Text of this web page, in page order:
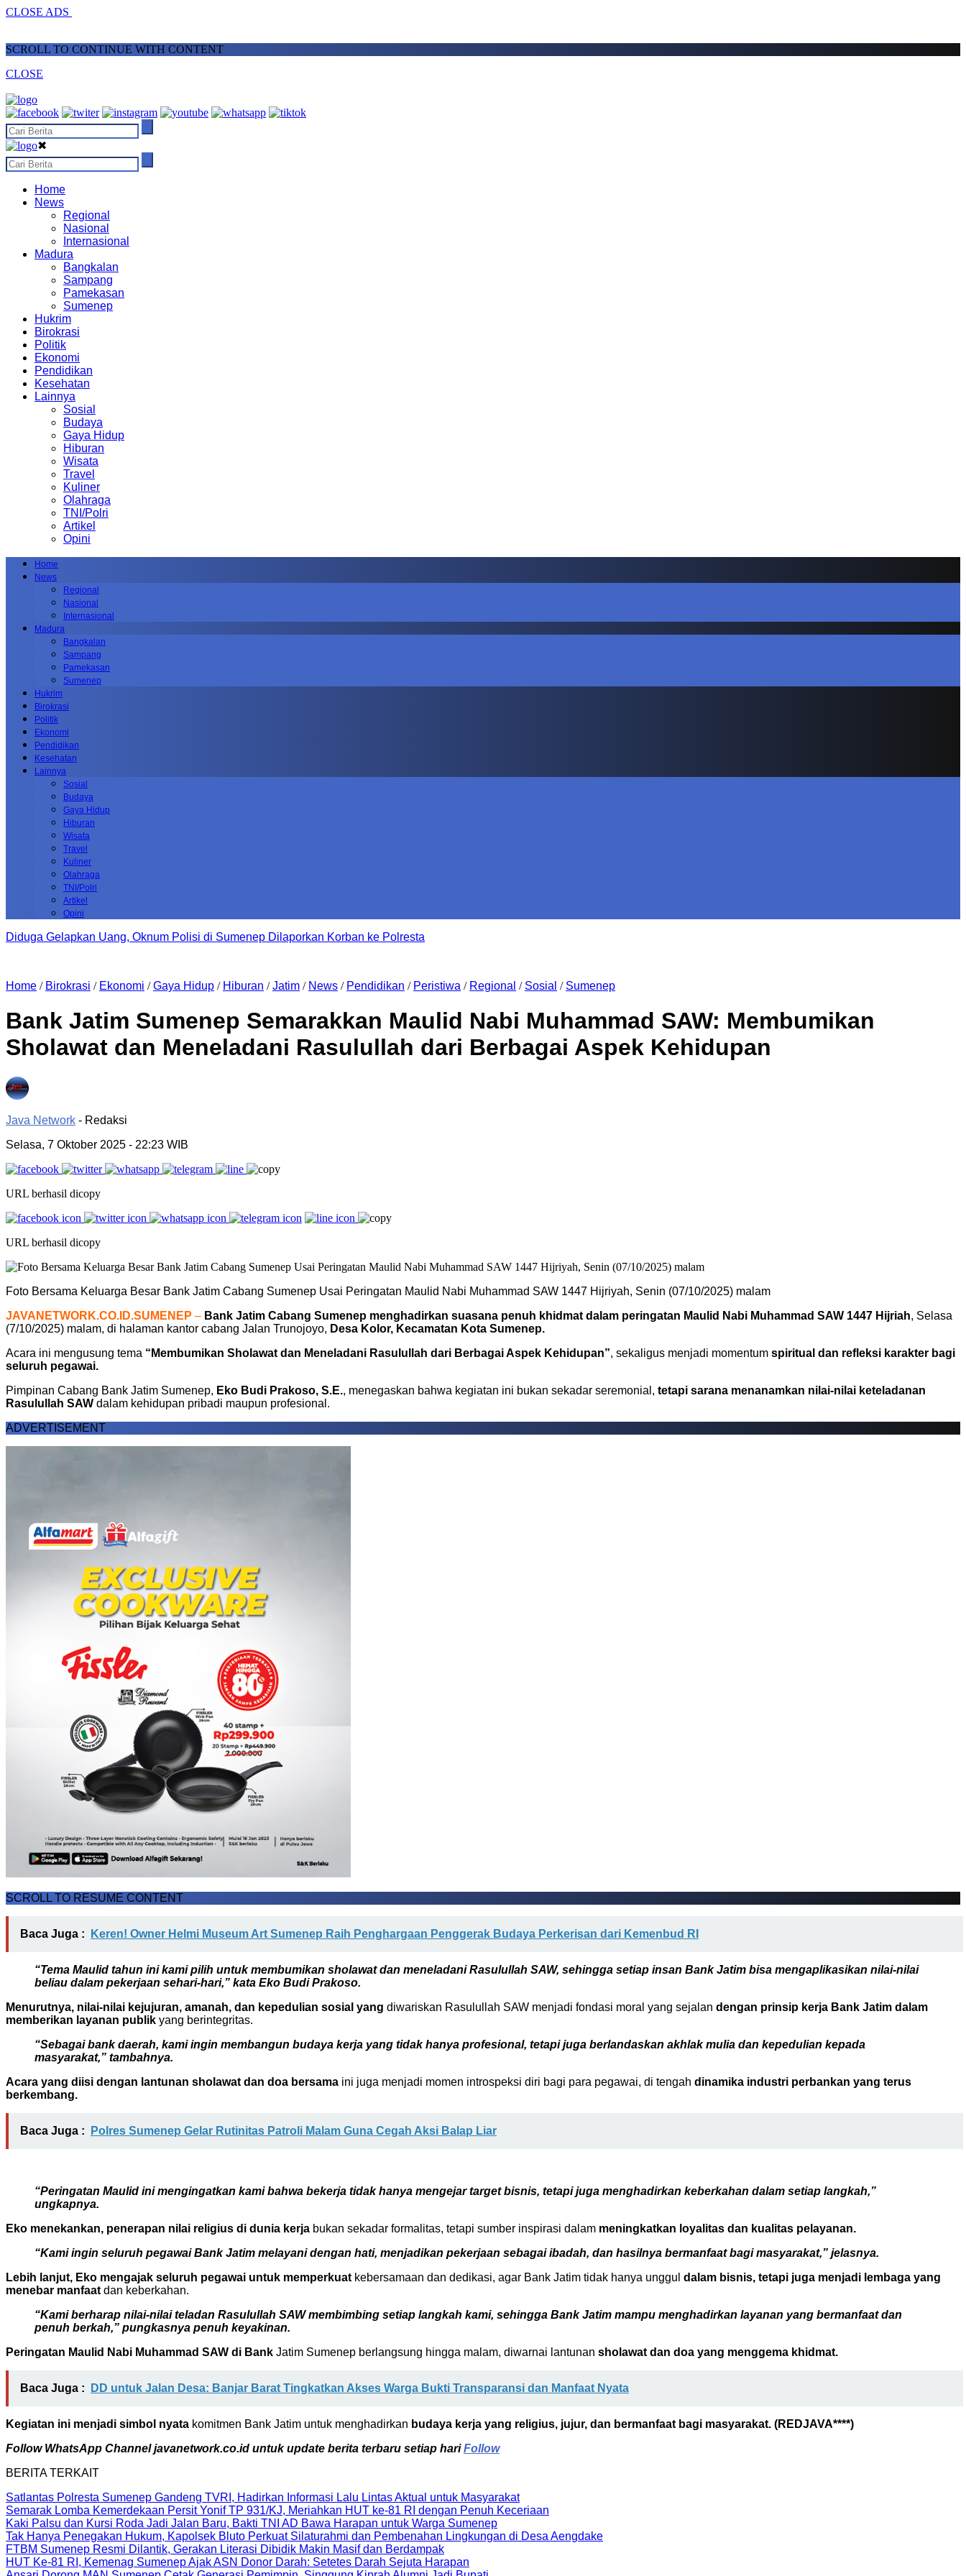
CLOSE ADS
SCROLL TO CONTINUE WITH CONTENT
CLOSE
✖
Home
News
Regional
Nasional
Internasional
Madura
Bangkalan
Sampang
Pamekasan
Sumenep
Hukrim
Birokrasi
Politik
Ekonomi
Pendidikan
Kesehatan
Lainnya
Sosial
Budaya
Gaya Hidup
Hiburan
Wisata
Travel
Kuliner
Olahraga
TNI/Polri
Artikel
Opini
Home
News
Regional
Nasional
Internasional
Madura
Bangkalan
Sampang
Pamekasan
Sumenep
Hukrim
Birokrasi
Politik
Ekonomi
Pendidikan
Kesehatan
Lainnya
Sosial
Budaya
Gaya Hidup
Hiburan
Wisata
Travel
Kuliner
Olahraga
TNI/Polri
Artikel
Opini
Diduga Gelapkan Uang, Oknum Polisi di Sumenep Dilaporkan Korban ke Polresta
Home / Birokrasi / Ekonomi /Gaya Hidup / Hiburan /Jatim / News / Pendidikan / Peristiwa / Regional / Sosial / Sumenep
Bank Jatim Sumenep Semarakkan Maulid Nabi Muhammad SAW: Membumikan
Sholawat dan Meneladani Rasulullah dari Berbagai Aspek Kehidupan
Java Network - Redaksi
Selasa, 7 Oktober 2025 - 22:23 WIB
URL berhasil dicopy
URL berhasil dicopy
Foto Bersama Keluarga Besar Bank Jatim Cabang Sumenep Usai Peringatan Maulid Nabi Muhammad SAW 1447 Hijriyah, Senin (07/10/2025) malam
JAVANETWORK.CO.ID.SUMENEP – Bank Jatim Cabang Sumenep menghadirkan suasana penuh khidmat dalam peringatan Maulid Nabi Muhammad SAW 1447 Hijriah, Selasa
(7/10/2025) malam, di halaman kantor cabang Jalan Trunojoyo, Desa Kolor, Kecamatan Kota Sumenep.
Acara ini mengusung tema “Membumikan Sholawat dan Meneladani Rasulullah dari Berbagai Aspek Kehidupan”, sekaligus menjadi momentum spiritual dan refleksi karakter bagi
seluruh pegawai.
Pimpinan Cabang Bank Jatim Sumenep, Eko Budi Prakoso, S.E., menegaskan bahwa kegiatan ini bukan sekadar seremonial, tetapi sarana menanamkan nilai-nilai keteladanan
Rasulullah SAW dalam kehidupan pribadi maupun profesional.
ADVERTISEMENT
SCROLL TO RESUME CONTENT
Baca Juga : Keren! Owner Helmi Museum Art Sumenep Raih Penghargaan Penggerak Budaya Perkerisan dari Kemenbud RI
“Tema Maulid tahun ini kami pilih untuk membumikan sholawat dan meneladani Rasulullah SAW, sehingga setiap insan Bank Jatim bisa mengaplikasikan nilai-nilai
beliau dalam pekerjaan sehari-hari,” kata Eko Budi Prakoso.
Menurutnya, nilai-nilai kejujuran, amanah, dan kepedulian sosial yang diwariskan Rasulullah SAW menjadi fondasi moral yang sejalan dengan prinsip kerja Bank Jatim dalam
memberikan layanan publik yang berintegritas.
“Sebagai bank daerah, kami ingin membangun budaya kerja yang tidak hanya profesional, tetapi juga berlandaskan akhlak mulia dan kepedulian kepada
masyarakat,” tambahnya.
Acara yang diisi dengan lantunan sholawat dan doa bersama ini juga menjadi momen introspeksi diri bagi para pegawai, di tengah dinamika industri perbankan yang terus
berkembang.
Baca Juga : Polres Sumenep Gelar Rutinitas Patroli Malam Guna Cegah Aksi Balap Liar
“Peringatan Maulid ini mengingatkan kami bahwa bekerja tidak hanya mengejar target bisnis, tetapi juga menghadirkan keberkahan dalam setiap langkah,”
ungkapnya.
Eko menekankan, penerapan nilai religius di dunia kerja bukan sekadar formalitas, tetapi sumber inspirasi dalam meningkatkan loyalitas dan kualitas pelayanan.
“Kami ingin seluruh pegawai Bank Jatim melayani dengan hati, menjadikan pekerjaan sebagai ibadah, dan hasilnya bermanfaat bagi masyarakat,” jelasnya.
Lebih lanjut, Eko mengajak seluruh pegawai untuk memperkuat kebersamaan dan dedikasi, agar Bank Jatim tidak hanya unggul dalam bisnis, tetapi juga menjadi lembaga yang
menebar manfaat dan keberkahan.
“Kami berharap nilai-nilai teladan Rasulullah SAW membimbing setiap langkah kami, sehingga Bank Jatim mampu menghadirkan layanan yang bermanfaat dan
penuh berkah,” pungkasnya penuh keyakinan.
Peringatan Maulid Nabi Muhammad SAW di Bank Jatim Sumenep berlangsung hingga malam, diwarnai lantunan sholawat dan doa yang menggema khidmat.
Baca Juga : DD untuk Jalan Desa: Banjar Barat Tingkatkan Akses Warga Bukti Transparansi dan Manfaat Nyata
Kegiatan ini menjadi simbol nyata komitmen Bank Jatim untuk menghadirkan budaya kerja yang religius, jujur, dan bermanfaat bagi masyarakat. (REDJAVA****)
Follow WhatsApp Channel javanetwork.co.id untuk update berita terbaru setiap hariFollow
BERITA TERKAIT
Satlantas Polresta Sumenep Gandeng TVRI, Hadirkan Informasi Lalu Lintas Aktual untuk Masyarakat
Semarak Lomba Kemerdekaan Persit Yonif TP 931/KJ, Meriahkan HUT ke-81 RI dengan Penuh Keceriaan
Kaki Palsu dan Kursi Roda Jadi Jalan Baru, Bakti TNI AD Bawa Harapan untuk Warga Sumenep
Tak Hanya Penegakan Hukum, Kapolsek Bluto Perkuat Silaturahmi dan Pembenahan Lingkungan di Desa Aengdake
FTBM Sumenep Resmi Dilantik, Gerakan Literasi Dibidik Makin Masif dan Berdampak
HUT Ke-81 RI, Kemenag Sumenep Ajak ASN Donor Darah: Setetes Darah Sejuta Harapan